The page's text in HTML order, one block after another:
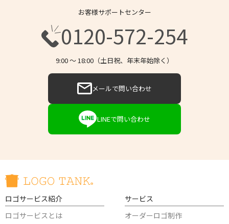
お客様サポートセンター
0120-572-254
9:00 〜 18:00（土日祝、年末年始除く）
メールで問い合わせ
LINEで問い合わせ
ロゴサービス紹介
ロゴサービスとは
サービス
オーダーロゴ制作